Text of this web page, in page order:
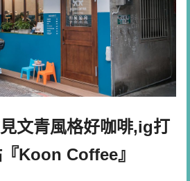
文青風格好咖啡,ig打
Koon Coffee』